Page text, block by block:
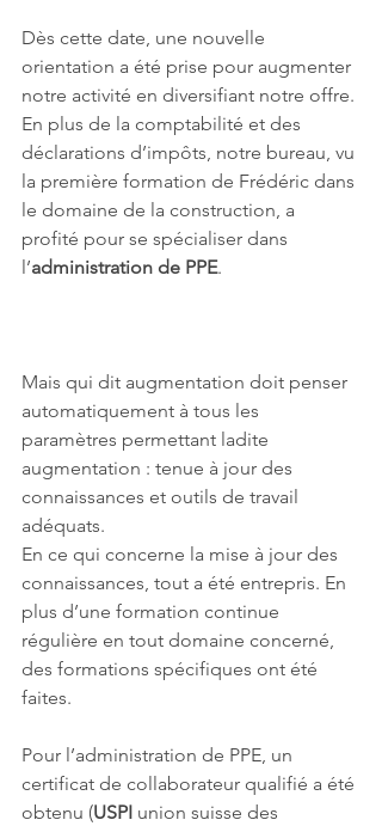
Dès cette date, une nouvelle
orientation a été prise pour augmenter
notre activité en diversifiant notre offre.
En plus de la comptabilité et des
déclarations d’impôts, notre bureau, vu
la première formation de Frédéric dans
le domaine de la construction, a
profité pour se spécialiser dans
l’administration de PPE.
Mais qui dit augmentation doit penser
automatiquement à tous les
paramètres permettant ladite
augmentation : tenue à jour des
connaissances et outils de travail
adéquats.
En ce qui concerne la mise à jour des
connaissances, tout a été entrepris. En
plus d’une formation continue
régulière en tout domaine concerné,
des formations spécifiques ont été
faites.
Pour l’administration de PPE, un
certificat de collaborateur qualifié a été
obtenu (USPI union suisse des